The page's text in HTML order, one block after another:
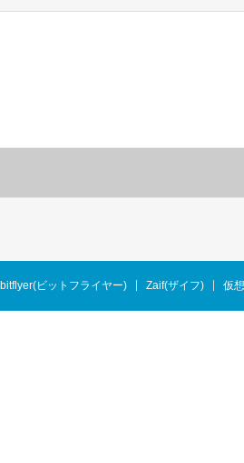
bitflyer(ビットフライヤー) Zaif(ザイフ) 仮